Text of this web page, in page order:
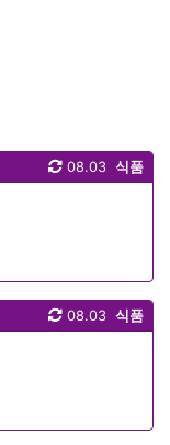
식품
08.03
식품
08.03